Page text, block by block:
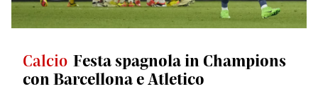
Calcio Festa spagnola in Champions
con Barcellona e Atletico